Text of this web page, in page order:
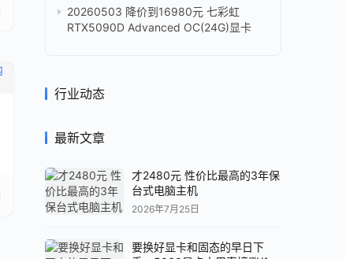
20260503 降价到16980元 七彩虹
RTX5090D Advanced OC(24G)显卡
行业动态
最新文章
才2480元 性价比最高的3年保
台式电脑主机
2026年7月25日
要换好显卡和固态的早日下